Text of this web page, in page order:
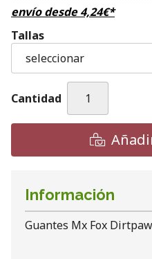
envío desde4,24€*
Tallas
Cantidad
Información
Guantes Mx Fox